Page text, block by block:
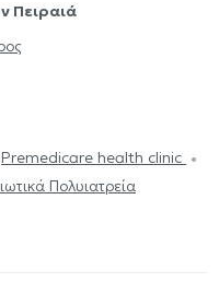
Πειραιά
Premedicare health clinic
Πολυιατρεία